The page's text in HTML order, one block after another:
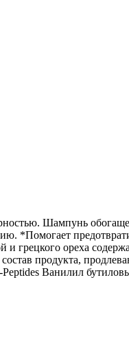
Шампунь
*Помогает
и грецкого ореха
продукта,
Ванилил